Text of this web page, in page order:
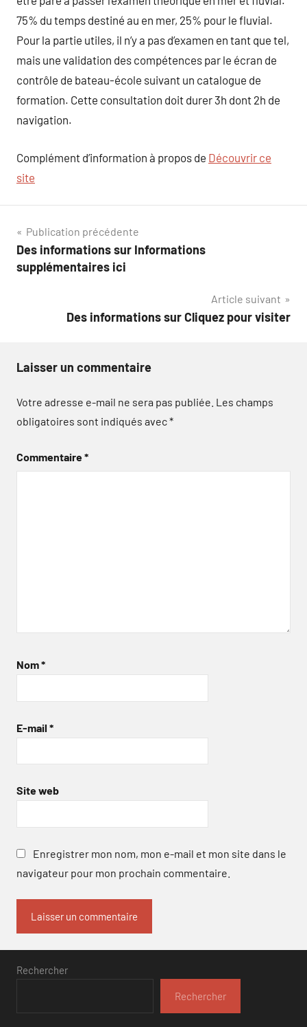
75% du temps destiné au en mer, 25% pour le fluvial.
Pour la partie utiles, il n’y a pas d’examen en tant que tel,
mais une validation des compétences par le écran de
contrôle de bateau-école suivant un catalogue de
formation. Cette consultation doit durer 3h dont 2h de
navigation.
Complément d’information à propos de Découvrir ce
site
Navigation
de
Publication précédente
Des informations sur Informations
supplémentaires ici
Article suivant
Des informations sur Cliquez pour visiter
Laisser un commentaire
Votre adresse e-mail ne sera pas publiée. Les champs
obligatoires sont indiqués avec*
Commentaire*
Nom*
E-mail *
Site web
Enregistrer mon nom, mon e-mail et mon site dans le
navigateur pour mon prochain commentaire.
Rechercher
Rechercher